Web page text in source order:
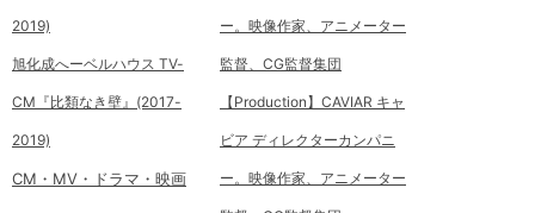
旭化成へーベルハウス TV-
CM『比類なき壁』(2017-
2019)
CM・MV・ドラマ・映画
【Production】CAVIAR キャ
ビア ディレクターカンパニ
ー。映像作家、アニメーター